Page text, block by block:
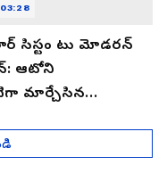
సిస్టం టు మోడరన్
ఆటోని
మార్చేసిన
ఒక లుక్కేయండి
03:28